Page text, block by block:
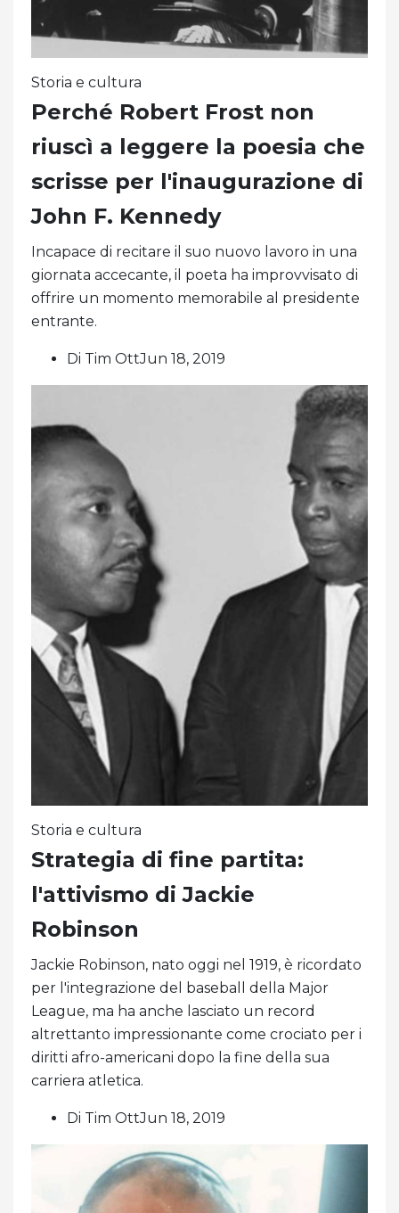
Storia e cultura
Perché Robert Frost non
riuscì a leggere la poesia che
scrisse per l'inaugurazione di
John F. Kennedy
Incapace di recitare il suo nuovo lavoro in una
giornata accecante, il poeta ha improvvisato di
offrire un momento memorabile al presidente
entrante.
Di Tim OttJun 18, 2019
Storia e cultura
Strategia di fine partita:
l'attivismo di Jackie
Robinson
Jackie Robinson, nato oggi nel 1919, è ricordato
per l'integrazione del baseball della Major
League, ma ha anche lasciato un record
altrettanto impressionante come crociato per i
diritti afro-americani dopo la fine della sua
carriera atletica.
Di Tim OttJun 18, 2019